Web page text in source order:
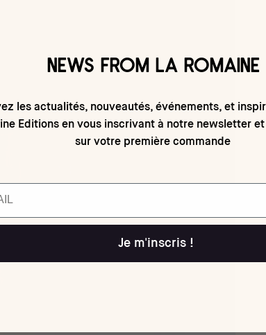
NEWS FROM LA ROMAINE
les actualités, nouveautés, événements, et
Editions en vous inscrivant à notre newsletter
sur votre première commande
Je m'inscris !